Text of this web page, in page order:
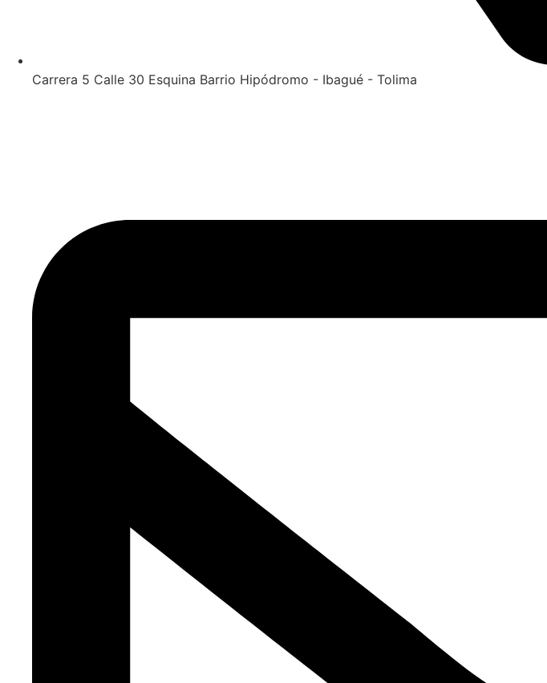
Carrera 5 Calle 30 Esquina Barrio Hipódromo - Ibagué - Tolima